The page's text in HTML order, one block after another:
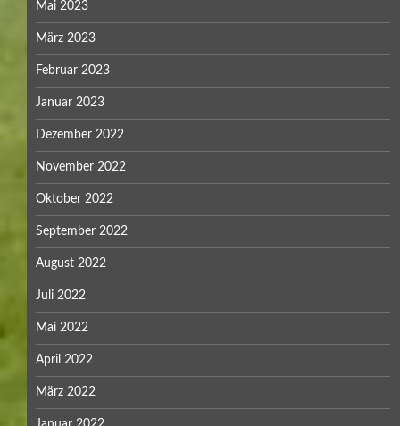
Mai 2023
März 2023
Februar 2023
Januar 2023
Dezember 2022
November 2022
Oktober 2022
September 2022
August 2022
Juli 2022
Mai 2022
April 2022
März 2022